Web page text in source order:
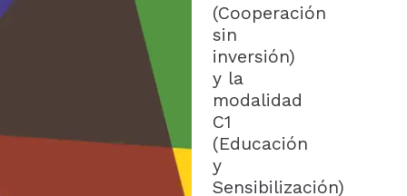
(Cooperación
sin
inversión)
y la
modalidad
C1
(Educación
y
Sensibilización)